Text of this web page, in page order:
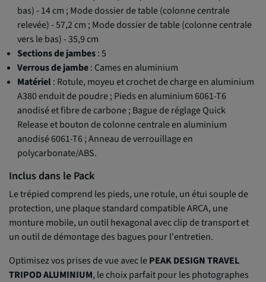
bas) - 14 cm ; Mode dossier de table (colonne centrale
relevée) - 57,2 cm ; Mode dossier de table (colonne centrale
vers le bas) - 35,9 cm
Sections de jambes: 5
Verrous de jambe: Cames en aluminium
Matériel: Rotule, moyeu et crochet de charge en aluminium
A380 enduit de poudre ; Pieds en aluminium 6061-T6
anodisé et fibre de carbone ; Bague de réglage Quick
Release et bouton de colonne centrale en aluminium
anodisé 6061-T6 ; Anneau de verrouillage en
polycarbonate/ABS.
Inclus dans le Pack
Le trépied comprend les pieds, une rotule, un étui souple de
protection, une plaque standard compatible ARCA, une
monture mobile, un outil hexagonal avec clip de transport et
un outil de démontage des bagues pour l'entretien.
Optimisez vos prises de vue avec lePEAK DESIGN TRAVEL
TRIPOD ALUMINIUM, le choix parfait pour les photographes